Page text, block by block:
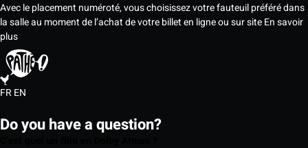
Avec le placement numéroté, vous choisissez votre fauteuil préféré dans
la salle au moment de l’achat de votre billet en ligne ou sur siteEn savoir
plus
FREN
Do you have a question?